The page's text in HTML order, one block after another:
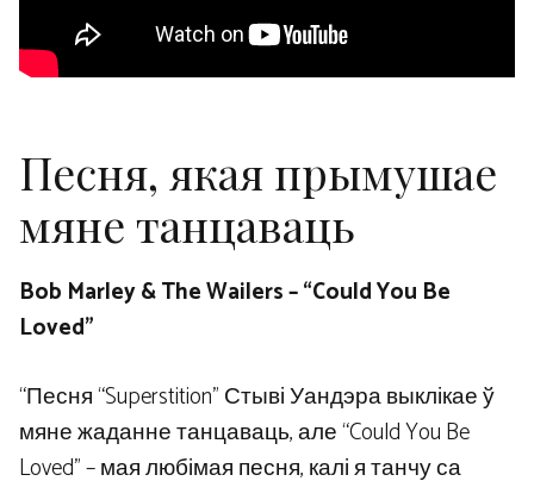
Песня, якая прымушае
мяне танцаваць
Bob Marley & The Wailers – “Could You Be
Loved”
“Песня “Superstition” Стыві Уандэра выклікае ў
мяне жаданне танцаваць, але “Could You Be
Loved” – мая любімая песня, калі я танчу са